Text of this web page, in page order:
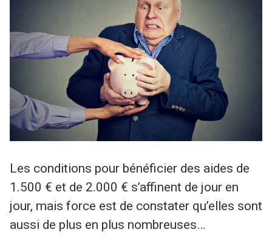
Les conditions pour bénéficier des aides de
1.500 € et de 2.000 € s’affinent de jour en
jour, mais force est de constater qu’elles sont
aussi de plus en plus nombreuses…